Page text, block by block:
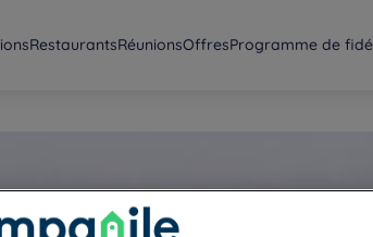
RestaurantsRéunionsOffresProgramme de